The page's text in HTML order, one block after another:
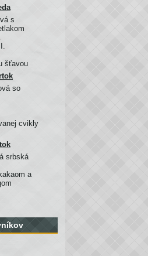
s
šťavou
so
cvikly
srbská
a